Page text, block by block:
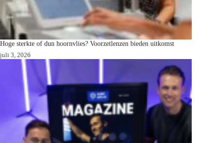
Hoge sterkte of dun hoornvlies? Voorzetlenzen bieden uitkomst
juli 3, 2026